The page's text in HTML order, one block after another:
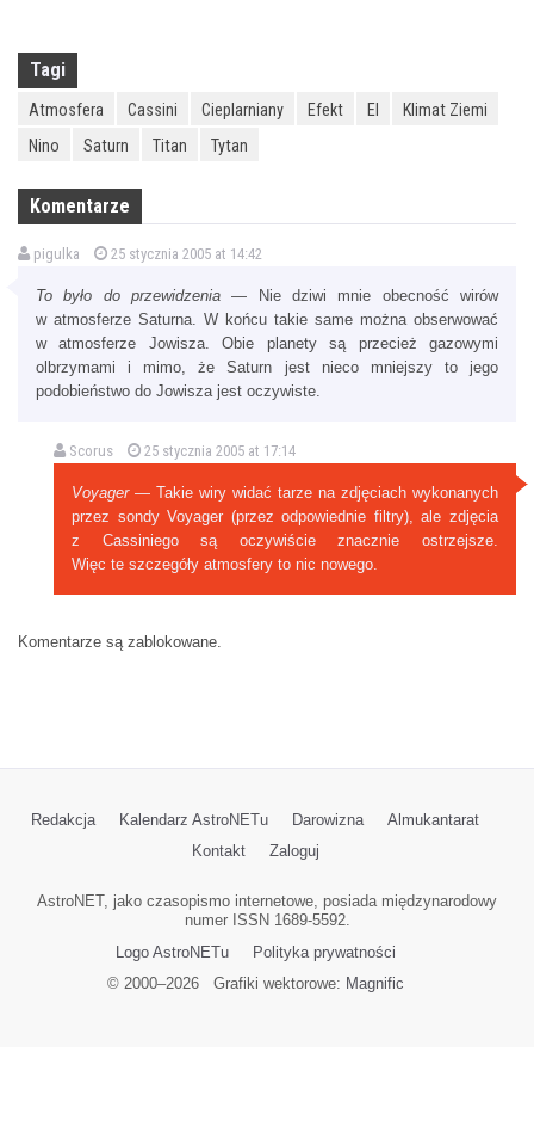
Tagi
Atmosfera Cassini Cieplarniany Efekt El
Klimat Ziemi
Nino
Saturn Titan Tytan
Komentarze
pigulka 25 stycznia 2005 at 14:42
To było do przewidzenia — Nie dziwi mnie obecność wirów
w atmosferze Saturna. W końcu takie same można obserwować
w atmosferze Jowisza. Obie planety są przecież gazowymi
olbrzymami i mimo, że Saturn jest nieco mniejszy to jego
podobieństwo do Jowisza jest oczywiste.
Scorus 25 stycznia 2005 at 17:14
Voyager— Takie wiry widać tarze na zdjęciach wykonanych
przez sondy Voyager (przez odpowiednie filtry), ale zdjęcia
z Cassiniego są oczywiście znacznie ostrzejsze.
Więc te szczegóły atmosfery to nic nowego.
Komentarze są zablokowane.
Redakcja Kalendarz AstroNETu Darowizna
Almukantarat
Kontakt
Zaloguj
AstroNET, jako czasopismo internetowe, posiada międzynarodowy
numer ISSN 1689-5592.
Logo AstroNETu
Polityka prywatności
© 2000–2026Grafiki wektorowe: Magnific